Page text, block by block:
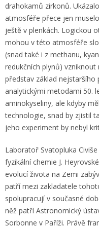
drahokamů zirkonů.
atmosféře přece jen
ještě v plenkách. Logickou
mohou v této atmosféře
(snad také i z methanu,
redukčních plynů)
představ základ nejstaršího
analytickými metodami 50.
aminokyseliny, ale kdyby
technologie, snad by zjistil
jeho experiment by nebyl
Laboratoř Svatopluka
fyzikální chemie J.
evolucí života na Zemi
patří mezi zakladatele
spolupracují v současné
něž patří Astronomický
Sorbonne v Paříži. Právě